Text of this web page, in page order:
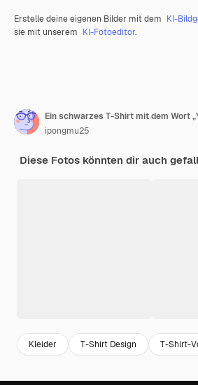
Erstelle deine eigenen Bilder mit dem KI-
sie mit unserem KI-Fotoeditor.
Ein schwarzes T-Shirt mit dem Wort
ipongmu25
Diese Fotos könnten dir auch
Kleider T-Shirt Design T-Shirt-